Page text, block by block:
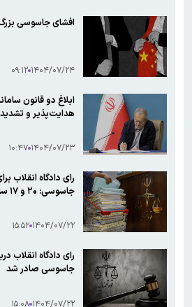
افشای جاسوسی
۱۴۰۴/۰۷/۲۴ ۰۹:۱۲
ابلاغ دو قانون
هدایت‌پذیر و
۱۴۰۴/۰۷/۲۳ ۱۰:۴۷
جاسوسی: ۲۰ و ۱۷ سال زندان
۱۴۰۴/۰۷/۲۲ ۱۵:۵۲
جاسوسی صادر شد
۱۴۰۴/۰۷/۲۲ ۱۵:۰۸